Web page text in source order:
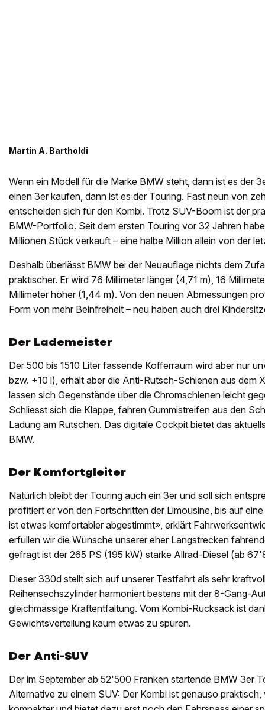
Martin A. Bartholdi
Wenn ein Modell für die Marke BMW steht, dann ist es der
einen 3er kaufen, dann ist es der Touring. Fast neun von
entscheiden sich für den Kombi. Trotz SUV-Boom ist der
BMW-Portfolio. Seit dem ersten Touring vor 32 Jahren
Millionen Stück verkauft – eine halbe Million allein von der
Deshalb überlässt BMW bei der Neuauflage nichts dem
praktischer. Er wird 76 Millimeter länger (4,71 m), 16
Millimeter höher (1,44 m). Von den neuen Abmessungen
Form von mehr Beinfreiheit – neu haben auch drei
Der Lademeister
Der 500 bis 1510 Liter fassende Kofferraum wird aber nur
bzw. +10 l), erhält aber die Anti-Rutsch-Schienen aus dem
lassen sich Gegenstände über die Chromschienen leicht
Schliesst sich die Klappe, fahren Gummistreifen aus den
Ladung am Rutschen. Das digitale Cockpit bietet das
BMW.
Der Komfortgleiter
Natürlich bleibt der Touring auch ein 3er und soll sich
profitiert er von den Fortschritten der Limousine, bis auf
ist etwas komfortabler abgestimmt», erklärt
erfüllen wir die Wünsche unserer eher Langstrecken
gefragt ist der 265 PS (195 kW) starke Allrad-Diesel (ab
Dieser 330d stellt sich auf unserer Testfahrt als sehr
Reihensechszylinder harmoniert bestens mit der 8-Gang-
gleichmässige Kraftentfaltung. Vom Kombi-Rucksack ist
Gewichtsverteilung kaum etwas zu spüren.
Der Anti-SUV
Der im September ab 52'500 Franken startende BMW 3er
Alternative zu einem SUV: Der Kombi ist genauso